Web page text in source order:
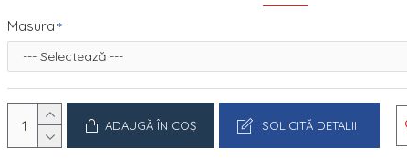
Masura
ADAUGĂ ÎN COŞ SOLICITĂ DETALII